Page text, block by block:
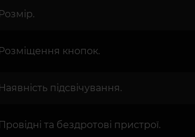
Розмір.
Розміщення кнопок.
Наявність підсвічування.
Провідні та бездротові пристрої.